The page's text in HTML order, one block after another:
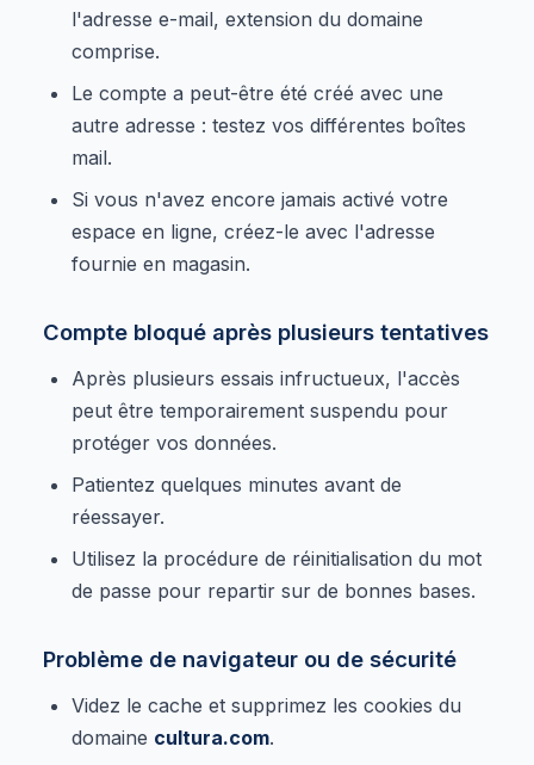
l'adresse e-mail, extension du domaine
comprise.
Le compte a peut-être été créé avec une
autre adresse : testez vos différentes boîtes
mail.
Si vous n'avez encore jamais activé votre
espace en ligne, créez-le avec l'adresse
fournie en magasin.
Compte bloqué après plusieurs tentatives
Après plusieurs essais infructueux, l'accès
peut être temporairement suspendu pour
protéger vos données.
Patientez quelques minutes avant de
réessayer.
Utilisez la procédure de réinitialisation du mot
de passe pour repartir sur de bonnes bases.
Problème de navigateur ou de sécurité
Videz le cache et supprimez les cookies du
domaine cultura.com.